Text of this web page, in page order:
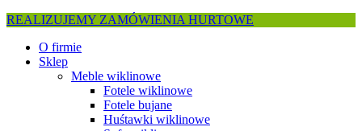
REALIZUJEMY ZAMÓWIENIA HURTOWE
O firmie
Sklep
Meble wiklinowe
Fotele wiklinowe
Fotele bujane
Huśtawki wiklinowe